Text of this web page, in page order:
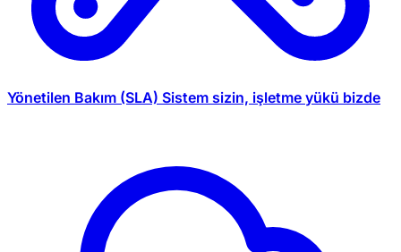
Yönetilen Bakım (SLA) Sistem sizin, işletme yükü bizde